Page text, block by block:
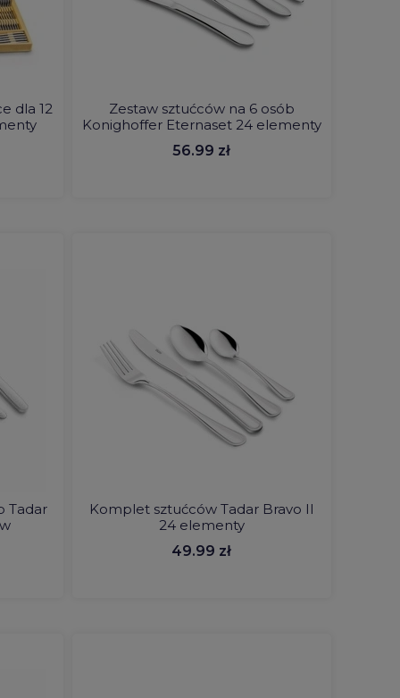
dla 12
Zestaw sztućców na 6 osób
Konighoffer Eternaset 24 elementy
56.99 zł
Tadar
Komplet sztućców Tadar Bravo II
24 elementy
49.99 zł